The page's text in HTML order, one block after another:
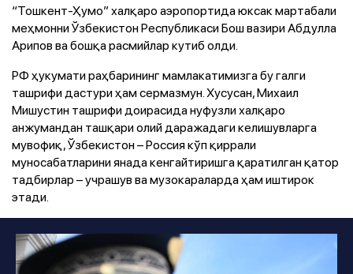
“Тошкент-Ҳумо” халқаро аэропортида юксак мартабали
меҳмонни Ўзбекистон Республикаси Бош вазири Абдулла
Арипов ва бошқа расмийлар кутиб олди.
РФ ҳукумати раҳбарининг мамлакатимизга бу галги
ташрифи дастури ҳам сермазмун. Хусусан, Михаил
Мишустин ташрифи доирасида нуфузли халқаро
анжумандан ташқари олий даражадаги келишувларга
мувофиқ, Ўзбекистон – Россия кўп қиррали
муносабатларини янада кенгайтиришга қаратилган қатор
тадбирлар – учрашув ва музокараларда ҳам иштирок
этади.